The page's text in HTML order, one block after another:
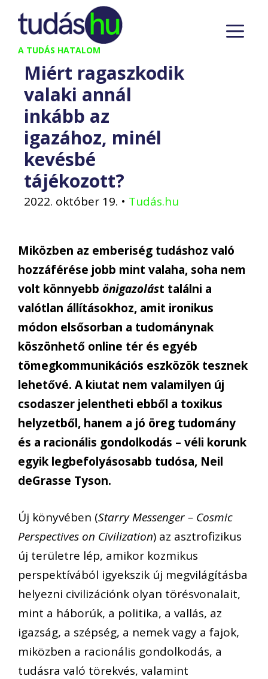
Kilépés
tartalomba
A TUDÁS HATALOM
Miért ragaszkodik
valaki annál
inkább az
igazához, minél
kevésbé
tájékozott?
2022. október 19. • Tudás.hu
Miközben az emberiség tudáshoz való
hozzáférése jobb mint valaha, soha nem
volt könnyebb önigazolást találni a
valótlan állításokhoz, amit ironikus
módon elsősorban a tudománynak
köszönhető online tér és egyéb
tömegkommunikációs eszközök tesznek
lehetővé. A kiutat nem valamilyen új
csodaszer jelentheti ebből a toxikus
helyzetből, hanem a jó öreg tudomány
és a racionális gondolkodás – véli korunk
egyik legbefolyásosabb tudósa, Neil
deGrasse Tyson.
Új könyvében (Starry Messenger – Cosmic
Perspectives on Civilization) az asztrofizikus
új területre lép, amikor kozmikus
perspektívából igyekszik új megvilágításba
helyezni civilizációnk olyan törésvonalait,
mint a háborúk, a politika, a vallás, az
igazság, a szépség, a nemek vagy a fajok,
miközben a racionális gondolkodás, a
tudásra való törekvés, valamint